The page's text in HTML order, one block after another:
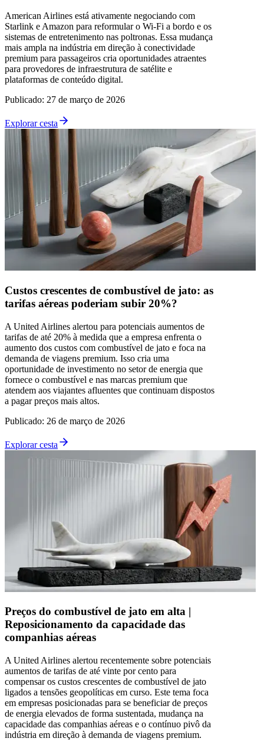
American Airlines está ativamente negociando com
Starlink e Amazon para reformular o Wi-Fi a bordo e os
sistemas de entretenimento nas poltronas. Essa mudança
mais ampla na indústria em direção à conectividade
premium para passageiros cria oportunidades atraentes
para provedores de infraestrutura de satélite e
plataformas de conteúdo digital.
Publicado: 27 de março de 2026
Explorar cesta
Custos crescentes de combustível de jato: as
tarifas aéreas poderiam subir 20%?
A United Airlines alertou para potenciais aumentos de
tarifas de até 20% à medida que a empresa enfrenta o
aumento dos custos com combustível de jato e foca na
demanda de viagens premium. Isso cria uma
oportunidade de investimento no setor de energia que
fornece o combustível e nas marcas premium que
atendem aos viajantes afluentes que continuam dispostos
a pagar preços mais altos.
Publicado: 26 de março de 2026
Explorar cesta
Preços do combustível de jato em alta |
Reposicionamento da capacidade das
companhias aéreas
A United Airlines alertou recentemente sobre potenciais
aumentos de tarifas de até vinte por cento para
compensar os custos crescentes de combustível de jato
ligados a tensões geopolíticas em curso. Este tema foca
em empresas posicionadas para se beneficiar de preços
de energia elevados de forma sustentada, mudança na
capacidade das companhias aéreas e o contínuo pivô da
indústria em direção à demanda de viagens premium.